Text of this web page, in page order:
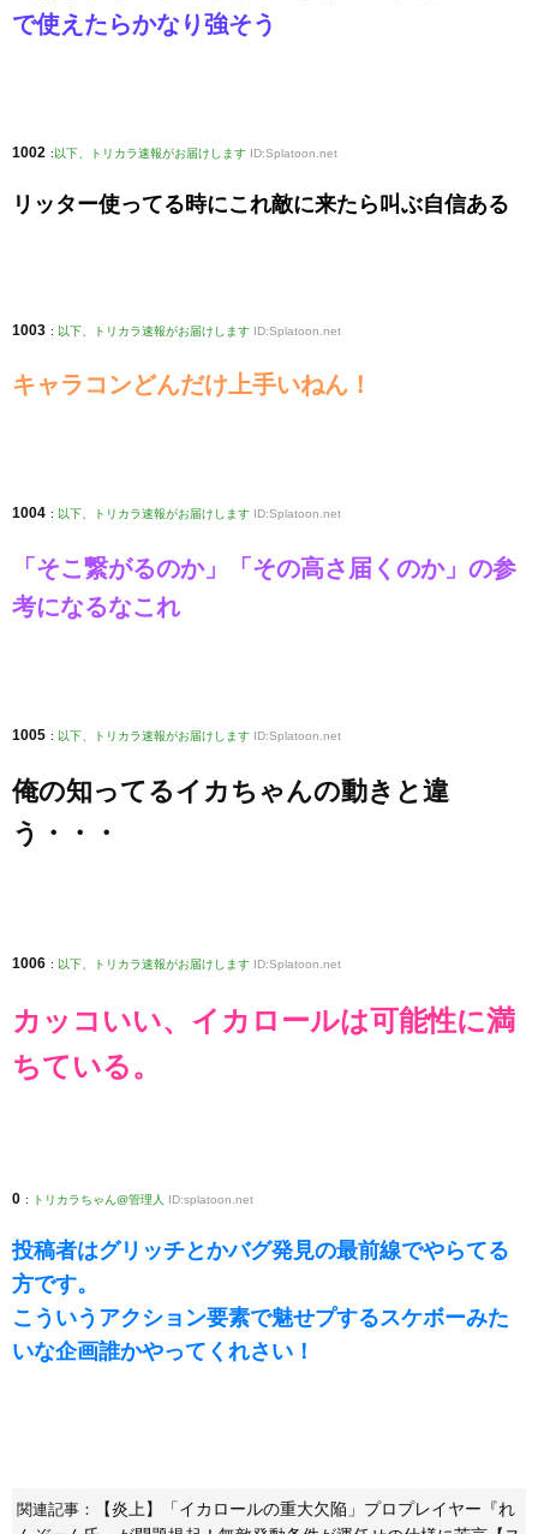
で使えたらかなり強そう
1002 : 以下、トリカラ速報がお届けします ID:Splatoon.net
リッター使ってる時にこれ敵に来たら叫ぶ自信ある
1003 : 以下、トリカラ速報がお届けします ID:Splatoon.net
キャラコンどんだけ上手いねん！
1004 : 以下、トリカラ速報がお届けします ID:Splatoon.net
「そこ繋がるのか」「その高さ届くのか」の参
考になるなこれ
1005 : 以下、トリカラ速報がお届けします ID:Splatoon.net
俺の知ってるイカちゃんの動きと違
う・・・
1006 : 以下、トリカラ速報がお届けします ID:Splatoon.net
カッコいい、イカロールは可能性に満
ちている。
0 : トリカラちゃん@管理人 ID:splatoon.net
投稿者はグリッチとかバグ発見の最前線でやらてる
方です。
こういうアクション要素で魅せプするスケボーみた
いな企画誰かやってくれさい！
関連記事：
【炎上】「イカロールの重大欠陥」プロプレイヤー『れ